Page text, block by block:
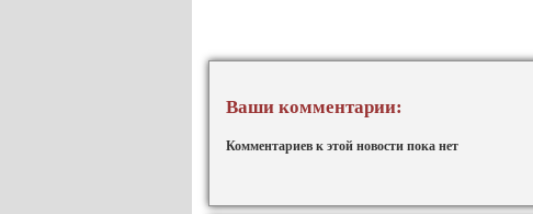
Ваши комментарии:
Комментариев к этой новости пока нет